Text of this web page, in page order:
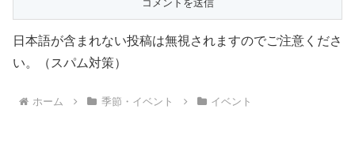
日本語が含まれない投稿は無視されますのでご注意くださ
い。（スパム対策）
ホーム 季節・イベント イベント